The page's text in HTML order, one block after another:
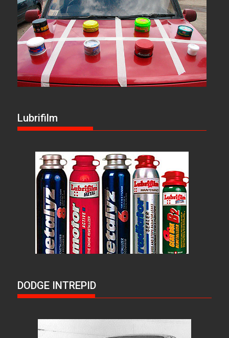
Lubrifilm
DODGE INTREPID